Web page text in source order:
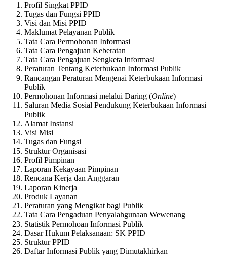
Profil Singkat PPID
Tugas dan Fungsi PPID
Visi dan Misi PPID
Maklumat Pelayanan Publik
Tata Cara Permohonan Informasi
Tata Cara Pengajuan Keberatan
Tata Cara Pengajuan Sengketa Informasi
Peraturan Tentang Keterbukaan Informasi Publik
Rancangan Peraturan Mengenai Keterbukaan Informasi
Publik
Permohonan Informasi melalui Daring (Online)
Saluran Media Sosial Pendukung Keterbukaan Informasi
Publik
Alamat Instansi
Visi Misi
Tugas dan Fungsi
Struktur Organisasi
Profil Pimpinan
Laporan Kekayaan Pimpinan
Rencana Kerja dan Anggaran
Laporan Kinerja
Produk Layanan
Peraturan yang Mengikat bagi Publik
Tata Cara Pengaduan Penyalahgunaan Wewenang
Statistik Permohoan Informasi Publik
Dasar Hukum Pelaksanaan: SK PPID
Struktur PPID
Daftar Informasi Publik yang Dimutakhirkan